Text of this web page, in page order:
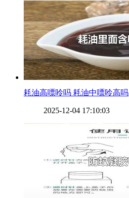
​耗油高嘌呤吗 耗油中嘌呤高吗
2025-12-04 17:10:03